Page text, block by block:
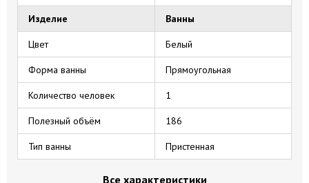
Изделие Ванны
Цвет Белый
Форма ванны Прямоугольная
Количество человек 1
Полезный объём 186
Тип ванны Пристенная
Все характеристики